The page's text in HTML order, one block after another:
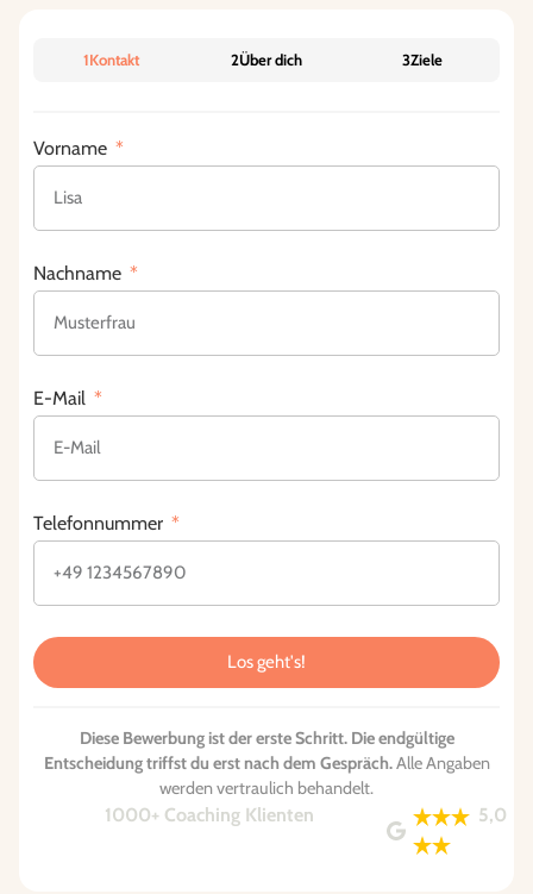
1Kontakt 2Über dich 3Ziele
Vorname
Nachname
E-Mail
Telefonnummer
Los geht's!
Diese Bewerbung ist der erste Schritt. Die endgültige
Entscheidung triffst du erst nach dem Gespräch.Alle Angaben
werden vertraulich behandelt.
1000+ Coaching Klienten 5,0